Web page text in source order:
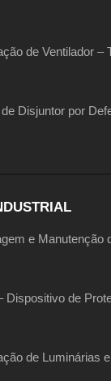
de Ventilador –
Disjuntor por
e Manutenção
Dispositivo de
de Luminárias